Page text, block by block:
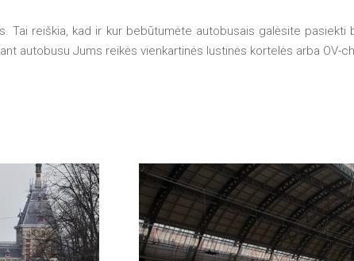
Tai reiškia, kad ir kur bebūtumėte autobusais galėsite pasiekti
autobusu Jums reikės vienkartinės lustinės kortelės arba OV-